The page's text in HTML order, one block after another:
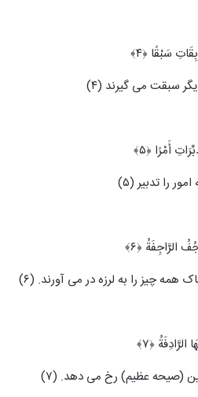
سَبْقًا ﴿۴﴾
سبقت می‏ گیرند (۴)
أَمْرًا ﴿۵﴾
را تدبیر (۵)
الرَّاجِفَةُ ﴿۶﴾
همه چیز را به لرزه در می ‏آورند. (۶)
الرَّادِفَةُ ﴿۷﴾
(صیحه عظیم) رخ می ‏دهد. (۷)